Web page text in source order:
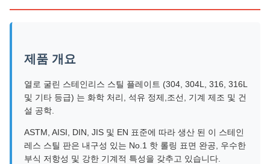
제품 개요
열로 굴린 스테인리스 스틸 플레이트 (304, 304L, 316, 316L
및 기타 등급) 는 화학 처리, 석유 정제,조선, 기계 제조 및 건
설 공학.
ASTM, AISI, DIN, JIS 및 EN 표준에 따라 생산 된 이 스테인
레스 스틸 판은 내구성 있는 No.1 핫 롤링 표면 완공, 우수한
부식 저항성 및 강한 기계적 특성을 갖추고 있습니다.